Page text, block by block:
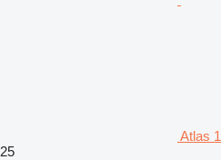
Atlas
25